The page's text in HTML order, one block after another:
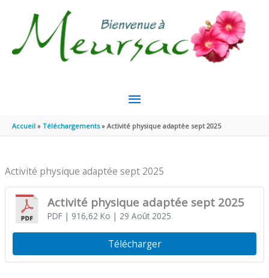
MENU
PRINCIPAL
Accueil Téléchargements Activité physique adaptée sept 2025
Activité physique adaptée sept 2025
Activité physique adaptée sept 2025
PDF| 916,62 Ko | 29 Août 2025
Télécharger